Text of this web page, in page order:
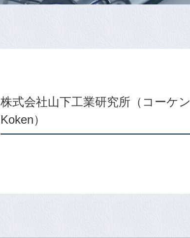
株式会社山下工業研究所（コーケン
Koken）